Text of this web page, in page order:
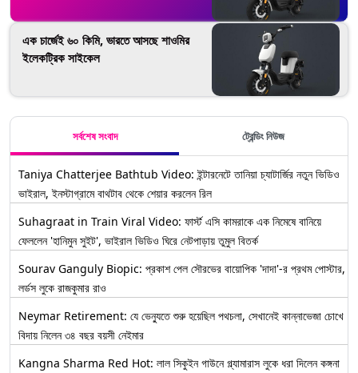
এক চার্জেই ৬০ কিমি, ভারতে আসছে শাওমির
ইলেকট্রিক সাইকেল
সর্বশেষ সংবাদ ট্রেন্ডিং নিউজ
Taniya Chatterjee Bathtub Video: ইন্টারনেটে তানিয়া চ্যাটার্জির নতুন ভিডিও
ভাইরাল, ইনস্টাগ্রামে বাথটাব থেকে শেয়ার করলেন রিল
Suhagraat in Train Viral Video: ফার্স্ট এসি কামরাকে এক নিমেষে বানিয়ে
ফেললেন 'হানিমুন সুইট', ভাইরাল ভিডিও ঘিরে নেটপাড়ায় তুমুল বিতর্ক
Sourav Ganguly Biopic: প্রকাশ পেল সৌরভের বায়োপিক 'দাদা'-র প্রথম পোস্টার,
লর্ডস লুকে রাজকুমার রাও
Neymar Retirement: যে ভেন্যুতে শুরু হয়েছিল পথচলা, সেখানেই কান্নাভেজা চোখে
বিদায় নিলেন ৩৪ বছর বয়সী নেইমার
Kangna Sharma Red Hot: লাল সিকুইন গাউনে গ্ল্যামারাস লুকে ধরা দিলেন কঙ্গনা